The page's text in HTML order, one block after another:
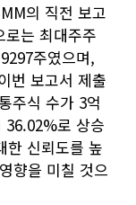
의 직전 보고
는 최대주주
주였으며,
번 보고서 제출
주식 수가 3억
36.02%로 상승
한 신뢰도를 높
향을 미칠 것으